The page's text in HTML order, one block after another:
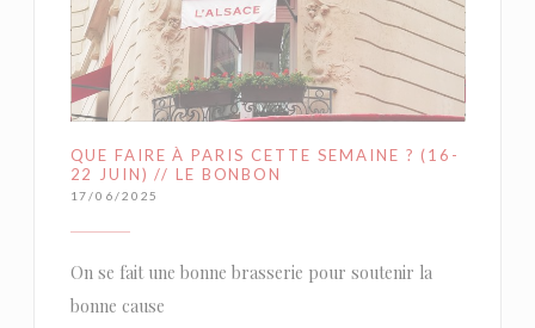
QUE FAIRE À PARIS CETTE SEMAINE ? (16-
22 JUIN) // LE BONBON
17/06/2025
On se fait une bonne brasserie pour soutenir la
bonne cause